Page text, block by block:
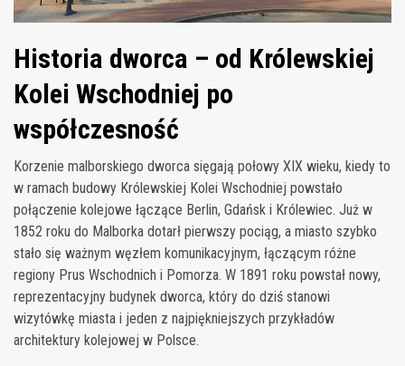
Historia dworca – od Królewskiej
Kolei Wschodniej po
współczesność
Korzenie malborskiego dworca sięgają połowy XIX wieku, kiedy to
w ramach budowy Królewskiej Kolei Wschodniej powstało
połączenie kolejowe łączące Berlin, Gdańsk i Królewiec. Już w
1852 roku do Malborka dotarł pierwszy pociąg, a miasto szybko
stało się ważnym węzłem komunikacyjnym, łączącym różne
regiony Prus Wschodnich i Pomorza. W 1891 roku powstał nowy,
reprezentacyjny budynek dworca, który do dziś stanowi
wizytówkę miasta i jeden z najpiękniejszych przykładów
architektury kolejowej w Polsce.